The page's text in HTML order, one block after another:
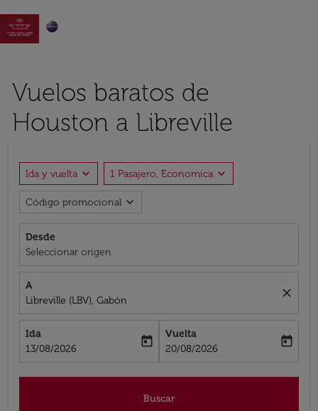

Vuelos baratos de
Houston a Libreville
Ida y vuelta expand_more 1 Pasajero, Economica expand_more
Código promocional expand_more
Desde
Seleccionar origen
A
Libreville (LBV), Gabón
close
Ida
fc-booking-departure-date-aria-label
13/08/2026
today
Vuelta
fc-booking-return-date-aria-label
20/08/2026
today
Buscar